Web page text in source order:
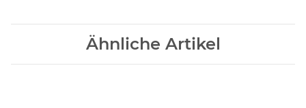
Ähnliche Artikel